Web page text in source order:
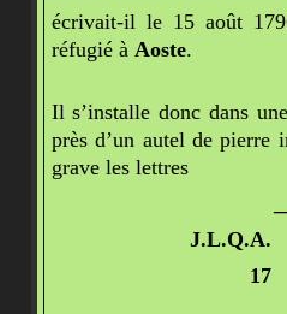
écrivait-il le 15 août
réfugié à Aoste.
Il s’installe donc dans
près d’un autel de pierre
grave les lettres
__
J.L.Q.A. I
17 I